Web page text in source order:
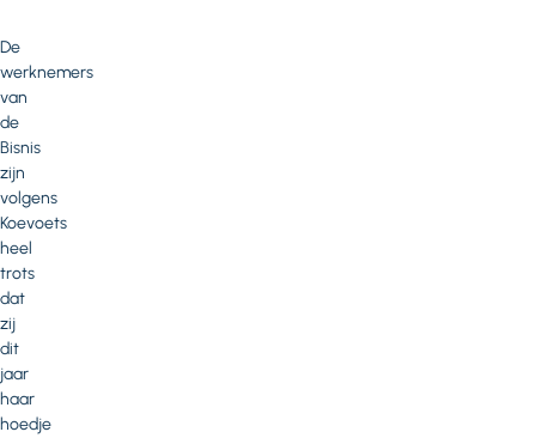
De
werknemers
van
de
Bisnis
zijn
volgens
Koevoets
heel
trots
dat
zij
dit
jaar
haar
hoedje